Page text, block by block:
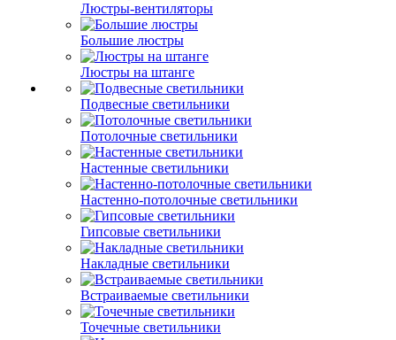
Люстры-вентиляторы
Большие люстры
Люстры на штанге
Подвесные светильники
Потолочные светильники
Настенные светильники
Настенно-потолочные светильники
Гипсовые светильники
Накладные светильники
Встраиваемые светильники
Точечные светильники